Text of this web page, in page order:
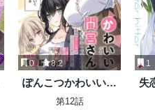
0 8.2
ぽんこつかわいい間
宮さん ～社内の美人
第12話
1
失